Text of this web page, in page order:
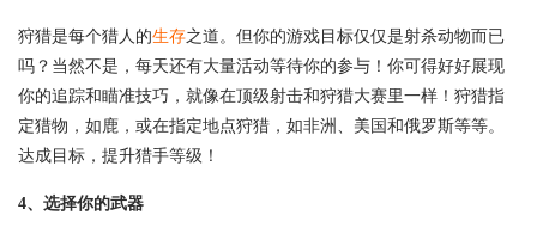
狩猎是每个猎人的生存之道。但你的游戏目标仅仅是射杀动物而已
吗？当然不是，每天还有大量活动等待你的参与！你可得好好展现
你的追踪和瞄准技巧，就像在顶级射击和狩猎大赛里一样！狩猎指
定猎物，如鹿，或在指定地点狩猎，如非洲、美国和俄罗斯等等。
达成目标，提升猎手等级！
4、选择你的武器